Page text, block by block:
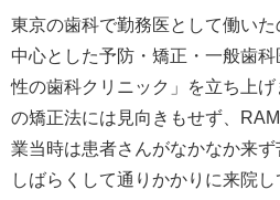
東京の歯科で勤務医として働い
中心とした予防・矯正・一般歯
性の歯科クリニック」を立ち上
の矯正法には見向きもせず、
業当時は患者さんがなかなか来
しばらくして通りかかりに来院